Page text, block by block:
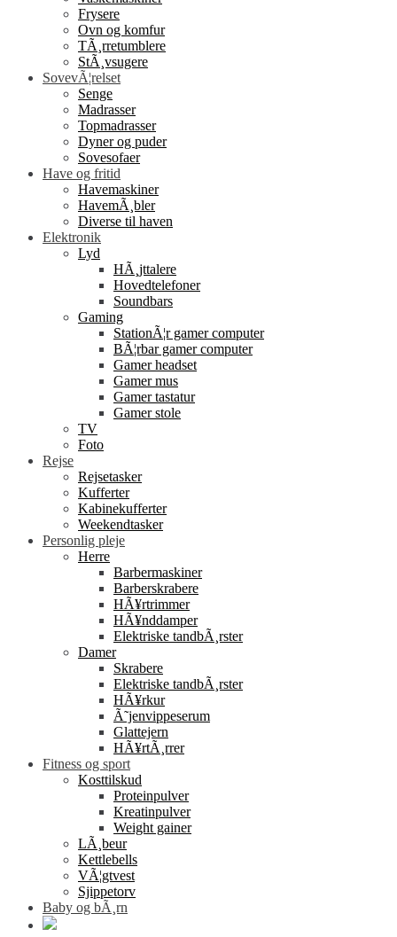
Frysere
Ovn og komfur
TÃ¸rretumblere
StÃ¸vsugere
SovevÃ¦relset
Senge
Madrasser
Topmadrasser
Dyner og puder
Sovesofaer
Have og fritid
Havemaskiner
HavemÃ¸bler
Diverse til haven
Elektronik
Lyd
HÃ¸jttalere
Hovedtelefoner
Soundbars
Gaming
StationÃ¦r gamer computer
BÃ¦rbar gamer computer
Gamer headset
Gamer mus
Gamer tastatur
Gamer stole
TV
Foto
Rejse
Rejsetasker
Kufferter
Kabinekufferter
Weekendtasker
Personlig pleje
Herre
Barbermaskiner
Barberskrabere
HÃ¥rtrimmer
HÃ¥nddamper
Elektriske tandbÃ¸rster
Damer
Skrabere
Elektriske tandbÃ¸rster
HÃ¥rkur
Ã˜jenvippeserum
Glattejern
HÃ¥rtÃ¸rrer
Fitness og sport
Kosttilskud
Proteinpulver
Kreatinpulver
Weight gainer
LÃ¸beur
Kettlebells
VÃ¦gtvest
Sjippetorv
Baby og bÃ¸rn